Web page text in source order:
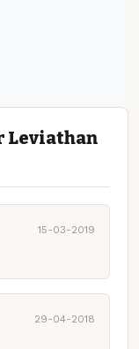
Leviathan
15-03-2019
29-04-2018